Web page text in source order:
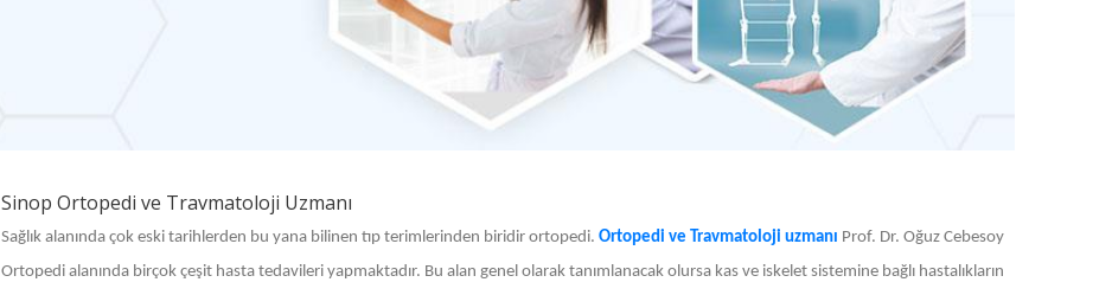
Sinop Ortopedi ve Travmatoloji Uzmanı
Sağlık alanında çok eski tarihlerden bu yana bilinen tıp terimlerinden biridir ortopedi. Ortopedi ve Travmatoloji uzmanı Prof. Dr. Oğuz Cebesoy
Ortopedi alanında birçok çeşit hasta tedavileri yapmaktadır. Bu alan genel olarak tanımlanacak olursa kas ve iskelet sistemine bağlı hastalıkların